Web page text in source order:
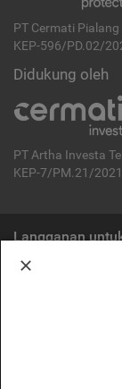
PT Cermati
KEP-596/PD.02/
Didukung oleh
PT Artha Investa
KEP-7/PM.21/2021
Langganan
Cermati merupakan
OJK. Oleh karena
ditawarkan bukan
diterbitkan oleh